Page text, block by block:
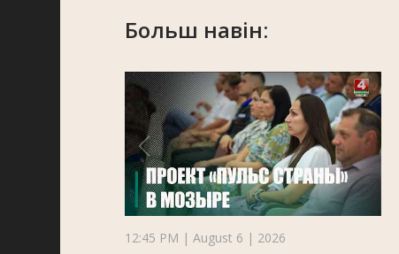
Больш навін:
12:45 PM | August 6 | 2026